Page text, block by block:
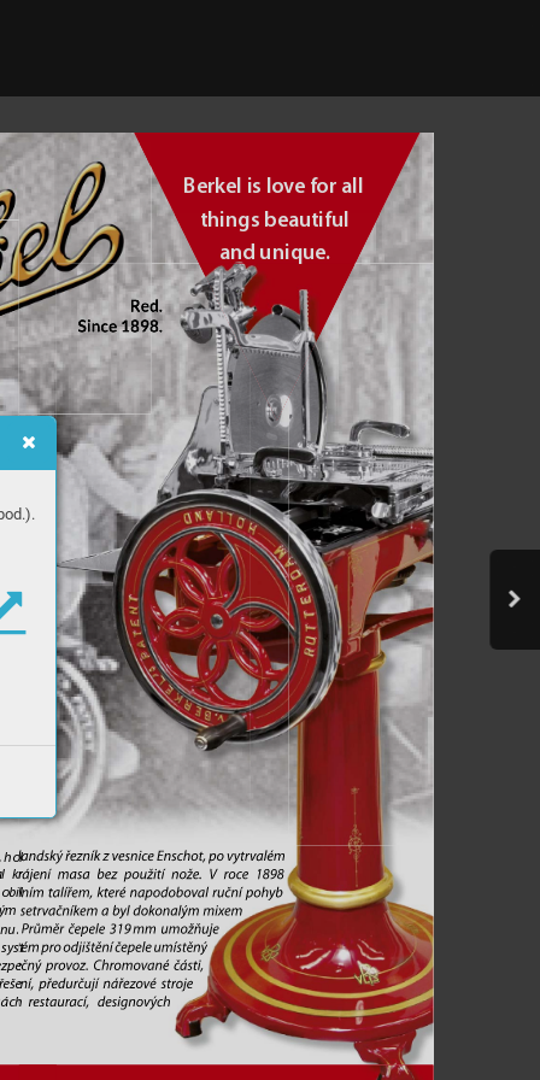
holandský řezník zvesnice Enschot, povytrvalém
krájení masa bez použití nože. V roce 1898
ním talířem, které napodoboval ruční pohyb
setrvačníkem abyl dokonalým mixem
Průměr čepele 319 mm umožňuje
systém pro odjištění čepele umístěný
čný provoz. Chromované části,
ešení, předurčují nářezové stroje
restaurací, designových
Berkel is love for all
things beautiful
and unique.